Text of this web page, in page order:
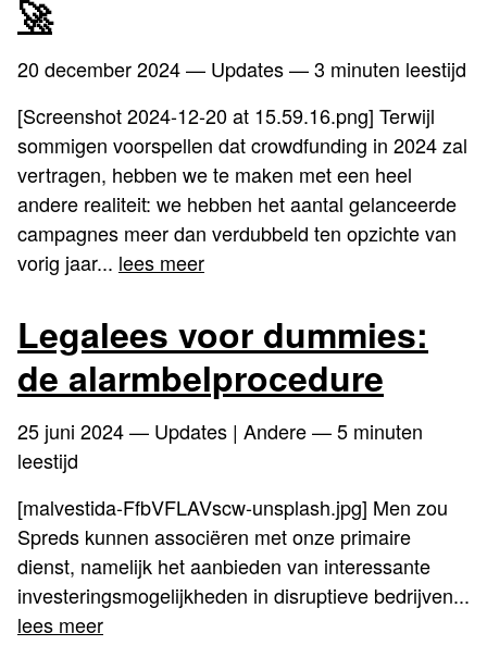
🚀
20 december 2024— Updates — 3 minuten leestijd
[Screenshot 2024-12-20 at 15.59.16.png] Terwijl
sommigen voorspellen dat crowdfunding in 2024 zal
vertragen, hebben we te maken met een heel
andere realiteit: we hebben het aantal gelanceerde
campagnes meer dan verdubbeld ten opzichte van
vorig jaar... lees meer
Legalees voor dummies:
de alarmbelprocedure
25 juni 2024— Updates | Andere — 5 minuten
leestijd
[malvestida-FfbVFLAVscw-unsplash.jpg] Men zou
Spreds kunnen associëren met onze primaire
dienst, namelijk het aanbieden van interessante
investeringsmogelijkheden in disruptieve bedrijven...
lees meer